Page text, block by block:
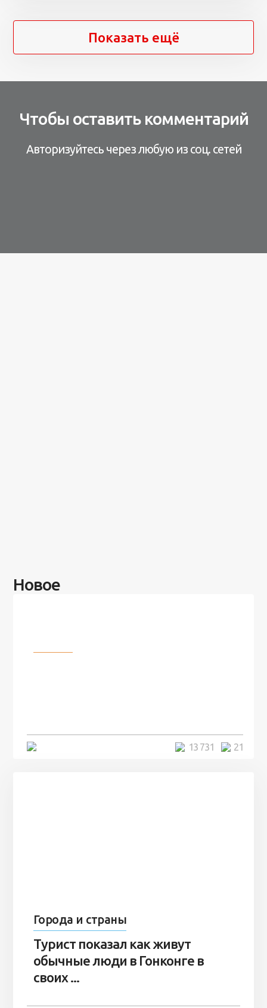
Показать ещё
Чтобы оставить комментарий
Авторизуйтесь через любую из соц. сетей
Новое
21
13 731
Города и страны
Турист показал как живут
обычные люди в Гонконге в
своих ...